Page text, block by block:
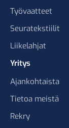
Työvaatteet
Seuratekstiilit
Liikelahjat
Yritys
Ajankohtaista
Tietoa meistä
Rekry